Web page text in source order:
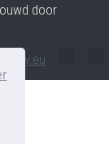
door